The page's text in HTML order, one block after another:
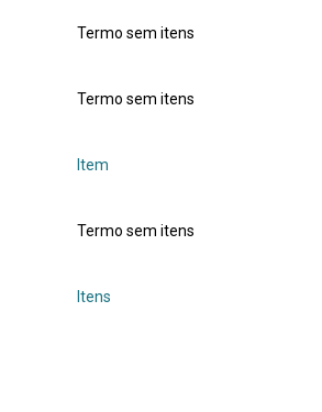
Termo sem itens
Termo sem itens
Item
Termo sem itens
Itens